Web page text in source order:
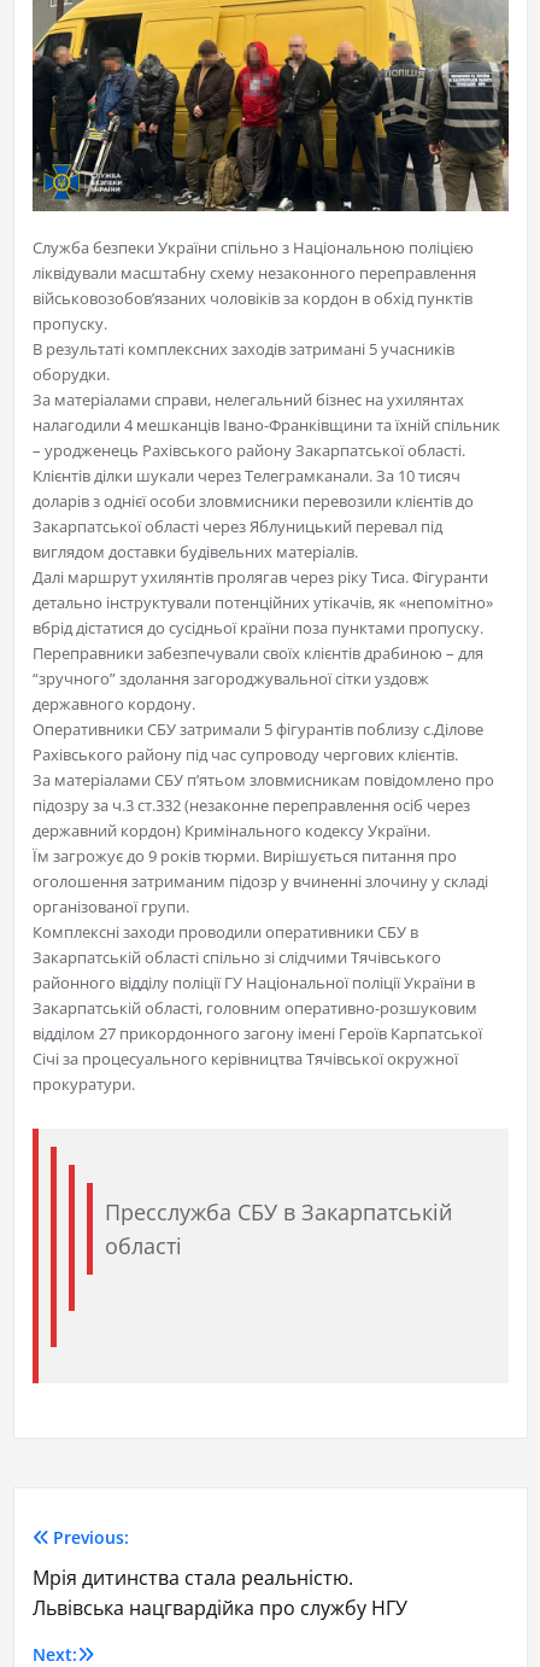
Служба безпеки України спільно з Національною поліцією
ліквідували масштабну схему незаконного переправлення
військовозобов’язаних чоловіків за кордон в обхід пунктів
пропуску.
В результаті комплексних заходів затримані 5 учасників
оборудки.
За матеріалами справи, нелегальний бізнес на ухилянтах
налагодили 4 мешканців Івано-Франківщини та їхній спільник
– уродженець Рахівського району Закарпатської області.
Клієнтів ділки шукали через Телеграмканали. За 10 тисяч
доларів з однієї особи зловмисники перевозили клієнтів до
Закарпатської області через Яблуницький перевал під
виглядом доставки будівельних матеріалів.
Далі маршрут ухилянтів пролягав через ріку Тиса. Фігуранти
детально інструктували потенційних утікачів, як «непомітно»
вбрід дістатися до сусідньої країни поза пунктами пропуску.
Переправники забезпечували своїх клієнтів драбиною – для
“зручного” здолання загороджувальної сітки уздовж
державного кордону.
Оперативники СБУ затримали 5 фігурантів поблизу с.Ділове
Рахівського району під час супроводу чергових клієнтів.
За матеріалами СБУ п’ятьом зловмисникам повідомлено про
підозру за ч.3 ст.332 (незаконне переправлення осіб через
державний кордон) Кримінального кодексу України.
Їм загрожує до 9 років тюрми. Вирішується питання про
оголошення затриманим підозр у вчиненні злочину у складі
організованої групи.
Комплексні заходи проводили оперативники СБУ в
Закарпатській області спільно зі слідчими Тячівського
районного відділу поліції ГУ Національної поліції України в
Закарпатській області, головним оперативно-розшуковим
відділом 27 прикордонного загону імені Героїв Карпатської
Січі за процесуального керівництва Тячівської окружної
прокуратури.
Пресслужба СБУ в Закарпатській
області
Previous:
Мрія дитинства стала реальністю.
Львівська нацгвардійка про службу НГУ
Next: